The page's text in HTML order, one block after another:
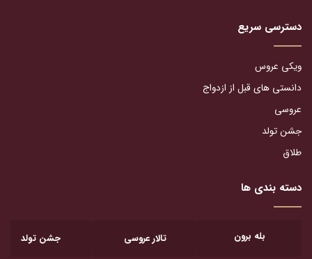
دسترسی سریع
ویکی عروس
دانستی های قبل از ازدواج
عروسی
جشن تولد
طلاق
دسته بندی ها
بله برون تالار عروسی جشن تولد